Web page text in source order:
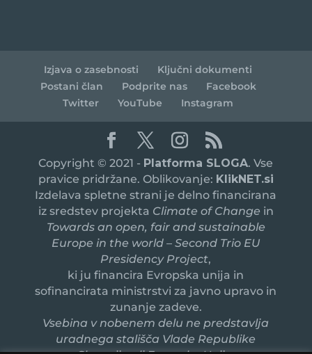
Izjava o zasebnosti
Ključni dokumenti
Postani član
Podprite nas
Facebook
Twitter
YouTube Instagram
Copyright © 2021 - Platforma SLOGA. Vse
pravice pridržane. Oblikovanje: KlikNET.si
Izdelava spletne strani je delno financirana
iz sredstev projekta Climate of Change in
Towards an open, fair and sustainable
Europe in the world – Second Trio EU
Presidency Project,
ki ju financira Evropska unija in
sofinancirata ministrstvi za javno upravo in
zunanje zadeve.
Vsebina v nobenem delu ne predstavlja
uradnega stališča Vlade Republike